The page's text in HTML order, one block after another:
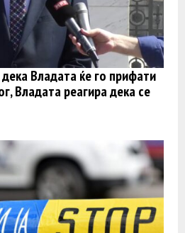
Владата ќе го прифати
Владата реагира дека се